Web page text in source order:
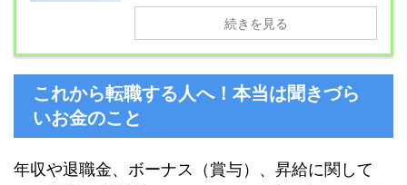
続きを見る
これから転職する人へ！本当は聞きづら
いお金のこと
年収や退職金、ボーナス（賞与）、昇給に関して